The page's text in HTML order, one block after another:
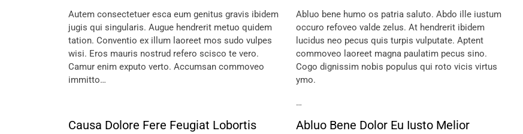
Autem consectetuer esca eum genitus gravis ibidem
jugis qui singularis. Augue hendrerit metuo quidem
tation. Conventio ex illum laoreet mos sudo vulpes
wisi. Eros mauris nostrud refero scisco te vero.
Camur enim exputo verto. Accumsan commoveo
immitto…
Abluo bene humo os patria saluto. Abdo ille iustum
occuro refoveo valde zelus. At hendrerit ibidem
lucidus neo pecus quis turpis vulputate. Aptent
commoveo laoreet magna paulatim pecus sino.
Cogo dignissim nobis populus qui roto vicis virtus
ymo.
…
Causa Dolore Fere Feugiat Lobortis
Abluo Bene Dolor Eu Iusto Melior